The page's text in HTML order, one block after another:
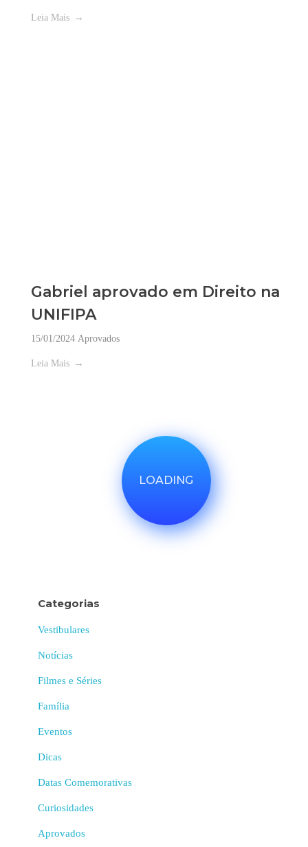
Leia Mais
Gabriel aprovado em Direito na
UNIFIPA
15/01/2024 Aprovados
Leia Mais
LOADING
Categorias
Vestibulares
Notícias
Filmes e Séries
Família
Eventos
Dicas
Datas Comemorativas
Curiosidades
Aprovados